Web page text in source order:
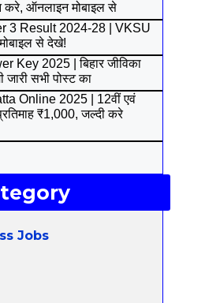
करे, ऑनलाइन मोबाइल से
3 Result 2024-28 | VKSU
से देखे!
Key 2025 | बिहार जीविका
सभी पोस्ट का
Online 2025 | 12वीं एवं
₹1,000, जल्दी करे
Jobs